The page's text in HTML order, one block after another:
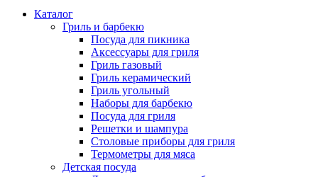
Каталог
Гриль и барбекю
Посуда для пикника
Аксессуары для гриля
Гриль газовый
Гриль керамический
Гриль угольный
Наборы для барбекю
Посуда для гриля
Решетки и шампура
Столовые приборы для гриля
Термометры для мяса
Детская посуда